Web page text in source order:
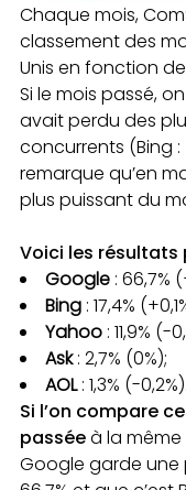
Chaque mois,
classement des
Unis en fonction
Si le mois passé,
avait perdu des
concurrents (Bing :
remarque qu’en
plus puissant du
Voici les résultats
Google : 66,7%
Bing : 17,4%
Yahoo : 11,9% (-
Ask: 2,7% (0%);
AOL: 1,3% (-0,2%).
Si l’on compare
passéeà la
Google garde